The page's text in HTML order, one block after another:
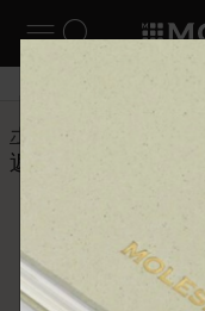
ナビゲーシ
検索 (キ
6,500円
ーを閉じる
ホーム
返品に関する規定は?
よくある質問に戻
返品に関する